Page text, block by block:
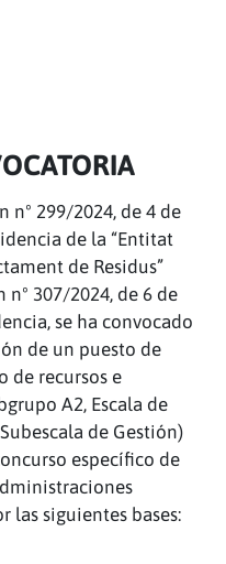
nº 299/2024, de 4 de
de la “Entitat
de Residus”
307/2024, de 6 de
se ha convocado
de un puesto de
de recursos e
A2, Escala de
de Gestión)
específico de
las siguientes bases: